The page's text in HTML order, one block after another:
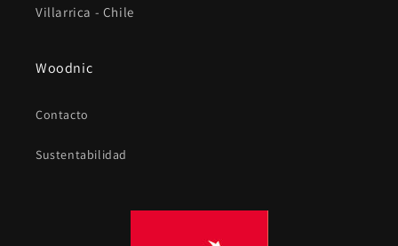
Villarrica - Chile
Woodnic
Contacto
Sustentabilidad